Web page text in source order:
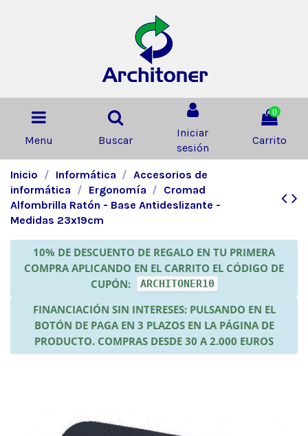
Menu Buscar
Iniciar
sesión
0
Carrito
Inicio Informática
Accesorios de
informática
Ergonomía
Cromad
Alfombrilla Ratón - Base Antideslizante -
Medidas 23x19cm
10% DE DESCUENTO DE REGALO EN TU PRIMERA
COMPRA APLICANDO EN EL CARRITO EL CÓDIGO DE
CUPÓN:
ARCHITONER10
FINANCIACIÓN SIN INTERESES: PULSANDO EN EL
BOTÓN DE PAGA EN 3 PLAZOS EN LA PÁGINA DE
PRODUCTO. COMPRAS DESDE 30 A 2.000 EUROS